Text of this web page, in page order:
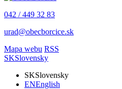
042 / 449 32 83
urad@obecborcice.sk
Mapa webu RSS
SKSlovensky
SKSlovensky
ENEnglish